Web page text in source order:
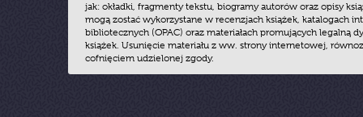
jak: okładki, fragmenty tekstu, biogramy autorów oraz opisy
mogą zostać wykorzystane w recenzjach książek, katalogach
bibliotecznych (OPAC) oraz materiałach promujących legalną
książek. Usunięcie materiału z ww. strony internetowej,
cofnięciem udzielonej zgody.